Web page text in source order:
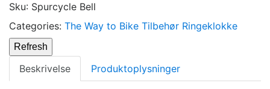
Sku: Spurcycle Bell
Categories: The Way to Bike Tilbehør Ringeklokke
Beskrivelse Produktoplysninger